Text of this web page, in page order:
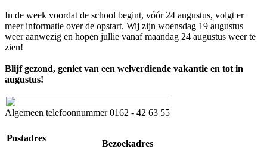
In de week voordat de school begint, vóór 24 augustus, volgt er
meer informatie over de opstart. Wij zijn woensdag 19 augustus
weer aanwezig en hopen jullie vanaf maandag 24 augustus weer te
zien!
Blijf gezond, geniet van een welverdiende vakantie en tot in
augustus!
Algemeen telefoonnummer0162 - 42 63 55
Postadres
Bezoekadres